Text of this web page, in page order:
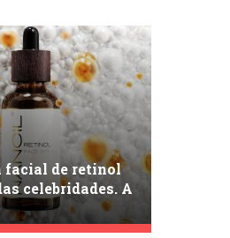
facial de retinol
celebridades. A
popularidade do
Nanoil